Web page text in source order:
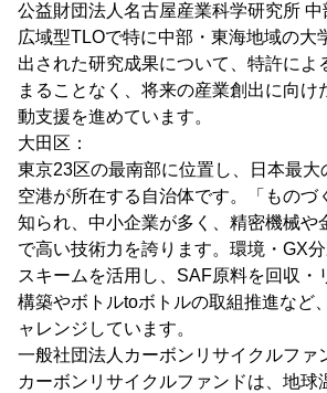
公益財団法人名古屋産業科学研究所 中
広域型TLOで特に中部・東海地域の大
出された研究成果について、特許によ
まることなく、将来の産業創出に向け
動支援を進めています。
大田区：
東京23区の最南部に位置し、日本最大
空港が所在する自治体です。「ものづ
知られ、中小企業が多く、精密機械や
で高い技術力を誇ります。環境・GX
スキームを活用し、SAF原料を回収・
構築やボトルtoボトルの取組推進など
ャレンジしています。
一般社団法人カーボンリサイクルファ
カーボンリサイクルファンドは、地球